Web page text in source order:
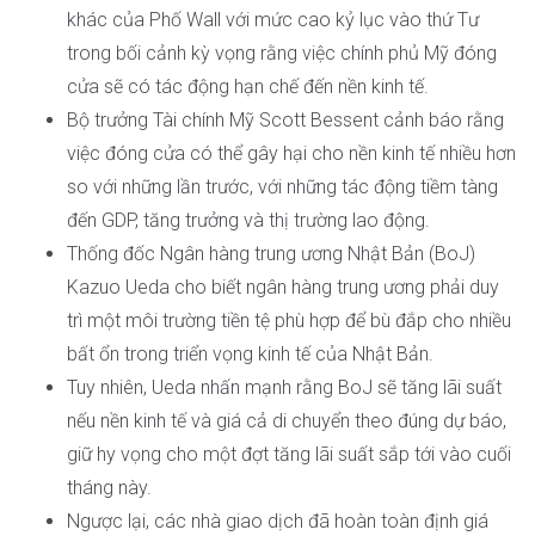
khác của Phố Wall với mức cao kỷ lục vào thứ Tư
trong bối cảnh kỳ vọng rằng việc chính phủ Mỹ đóng
cửa sẽ có tác động hạn chế đến nền kinh tế.
Bộ trưởng Tài chính Mỹ Scott Bessent cảnh báo rằng
việc đóng cửa có thể gây hại cho nền kinh tế nhiều hơn
so với những lần trước, với những tác động tiềm tàng
đến GDP, tăng trưởng và thị trường lao động.
Thống đốc Ngân hàng trung ương Nhật Bản (BoJ)
Kazuo Ueda cho biết ngân hàng trung ương phải duy
trì một môi trường tiền tệ phù hợp để bù đắp cho nhiều
bất ổn trong triển vọng kinh tế của Nhật Bản.
Tuy nhiên, Ueda nhấn mạnh rằng BoJ sẽ tăng lãi suất
nếu nền kinh tế và giá cả di chuyển theo đúng dự báo,
giữ hy vọng cho một đợt tăng lãi suất sắp tới vào cuối
tháng này.
Ngược lại, các nhà giao dịch đã hoàn toàn định giá